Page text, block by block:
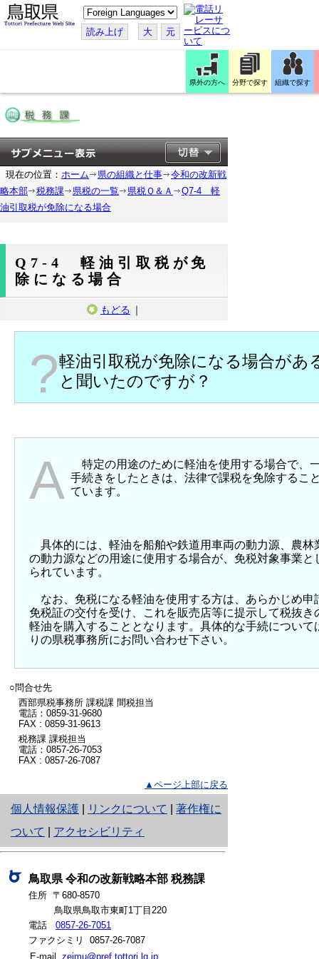
こ
の
ペ
ー
す
読み上げ 大 元
県外の方へ 分野で探す 組織で探す
現在の位置： ホーム 県の組織と仕事
令和の改新戦
略本部
税務課 県税の一覧 県税Ｑ＆Ａ
Q7-4 軽
油引取税が免除になる場合
Q7-4 軽油引取税が免
除になる場合
もどる ｜
?軽油引取税が免除になる場合があ
と聞いたのですが？
A
特定の用途のために軽油を使用する場合で、
手続きをしたときは、法律で課税を免除するこ
ています。
具体的には、軽油を船舶や鉄道用車両の動力源、農林
の動力源などの用途に使用する場合が、免税対象事業と
られています。
なお、免税になる軽油を使用する方は、あらかじめ申
免税証の交付を受け、これを販売店等に提示して税抜き
軽油を購入することとなります。具体的な手続について
りの県税事務所にお問い合わせ下さい。
○問合せ先
西部県税事務所 課税課 間税担当
電話：0859-31-9680
FAX : 0859-31-9613
税務課 課税担当
電話：0857-26-7053
FAX : 0857-26-7087
▲ページ上部に戻る
個人情報保護
と
り
ネ
ッ
ト
へ
の
リンクについて
著作権に
ついて
アクセシビリティ
鳥取県 令和の改新戦略本部 税務課
住所 〒680-8570
鳥取県鳥取市東町1丁目220
電話 0857-26-7051
ファクシミリ 0857-26-7087
E-mail zeimu@pref.tottori.lg.jp